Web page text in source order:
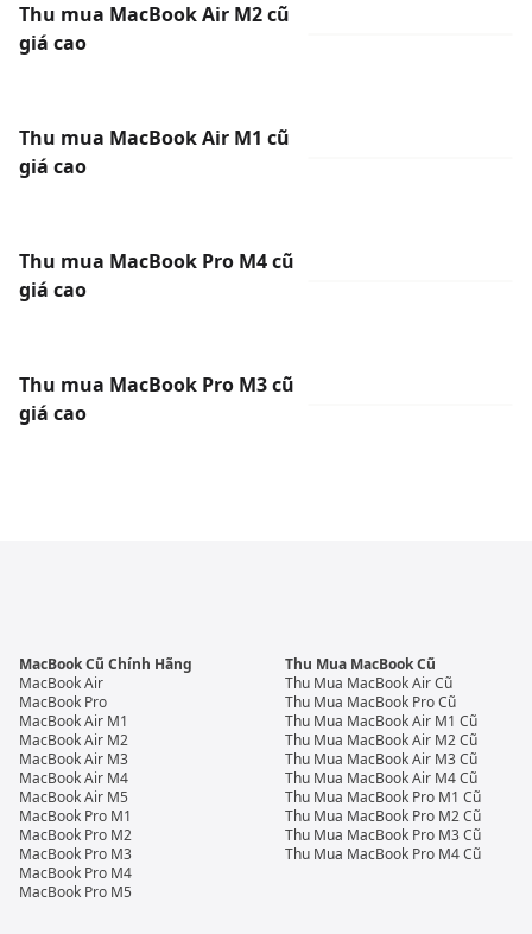
Thu mua MacBook Air M2 cũ
giá cao
Thu mua MacBook Air M1 cũ
giá cao
Thu mua MacBook Pro M4 cũ
giá cao
Thu mua MacBook Pro M3 cũ
giá cao
MacBook Cũ Chính Hãng
MacBook Air
MacBook Pro
MacBook Air M1
MacBook Air M2
MacBook Air M3
MacBook Air M4
MacBook Air M5
MacBook Pro M1
MacBook Pro M2
MacBook Pro M3
MacBook Pro M4
MacBook Pro M5
Thu Mua MacBook Cũ
Thu Mua MacBook Air Cũ
Thu Mua MacBook Pro Cũ
Thu Mua MacBook Air M1 Cũ
Thu Mua MacBook Air M2 Cũ
Thu Mua MacBook Air M3 Cũ
Thu Mua MacBook Air M4 Cũ
Thu Mua MacBook Pro M1 Cũ
Thu Mua MacBook Pro M2 Cũ
Thu Mua MacBook Pro M3 Cũ
Thu Mua MacBook Pro M4 Cũ